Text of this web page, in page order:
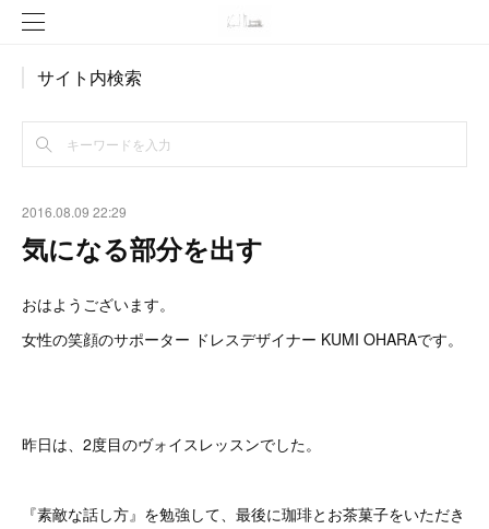
サイト内検索
2016.08.09 22:29
気になる部分を出す
おはようございます。
女性の笑顔のサポーター ドレスデザイナー KUMI OHARAです。
昨日は、2度目のヴォイスレッスンでした。
『素敵な話し方』を勉強して、最後に珈琲とお茶菓子をいただき